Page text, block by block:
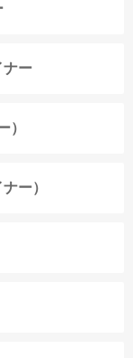
ナー
）
ー）